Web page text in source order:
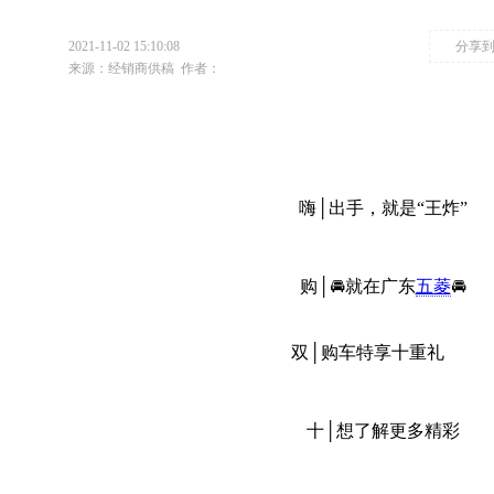
2021-11-02 15:10:08
分享
来源：经销商供稿 作者：
嗨│出手，就是“王炸”
购│🚘就在广东五菱🚘
双│购车特享十重礼
十│想了解更多精彩